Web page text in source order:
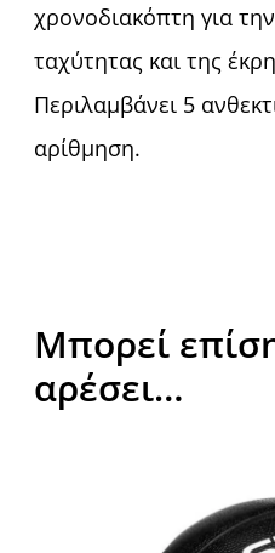
χρονοδιακόπτη για
ταχύτητας και της
Περιλαμβάνει 5
αρίθμηση.
Μπορεί
αρέσει…